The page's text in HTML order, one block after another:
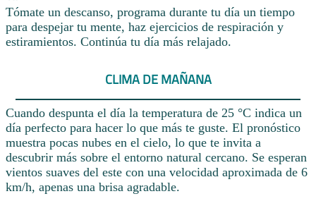
Tómate un descanso, programa durante tu día un tiempo
para despejar tu mente, haz ejercicios de respiración y
estiramientos. Continúa tu día más relajado.
CLIMA DE MAÑANA
Cuando despunta el día la temperatura de 25 °C indica un
día perfecto para hacer lo que más te guste. El pronóstico
muestra pocas nubes en el cielo, lo que te invita a
descubrir más sobre el entorno natural cercano. Se esperan
vientos suaves del este con una velocidad aproximada de 6
km/h, apenas una brisa agradable.